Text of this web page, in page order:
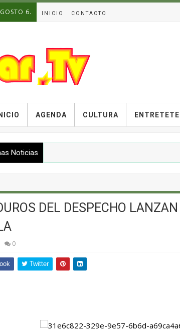
6. INICIO CONTACTO
INICIO AGENDA CULTURA
Noticias
DEL DESPECHO
0
Twitter